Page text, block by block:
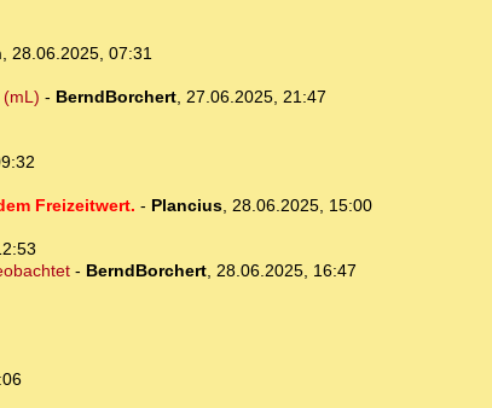
, 28.06.2025, 07:31
- BerndBorchert, 27.06.2025, 21:47
Freizeitwert. - Plancius, 28.06.2025, 15:00
- BerndBorchert, 28.06.2025, 16:47